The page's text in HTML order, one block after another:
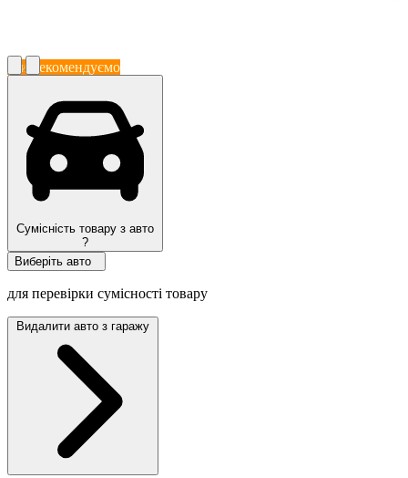
Ми рекомендуємо
Сумісність товару з авто
?
Виберіть авто
для перевірки сумісності товару
Видалити авто з гаражу